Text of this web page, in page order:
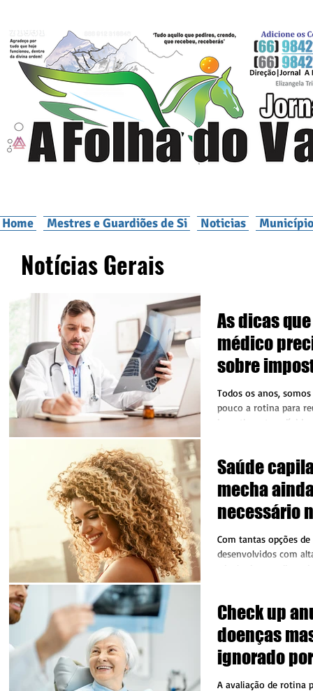
Home Mestres e Guardiões de Si Noticias
Notícias Gerais
As dicas
médico
sobre
Todos os anos,
pouco a rotina para
investimentos,
Saúde
mecha
necessário
atuais?
Com tantas opções
desenvolvidos com
tricologista explica a
Check up
doenças
ignorado
A avaliação de rotina